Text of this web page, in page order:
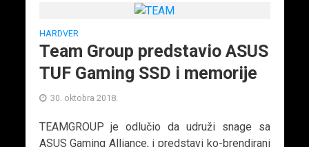
HARDVER
Team Group predstavio ASUS
TUF Gaming SSD i memorije
30. oktobra 2018.
TEAMGROUP je odlučio da udruži snage sa
ASUS Gaming Alliance, i predstavi ko-brendirani